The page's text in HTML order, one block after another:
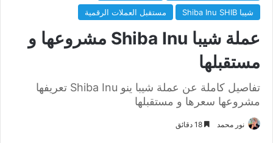
شيبا Shiba Inu SHIB
مستقبل العملات الرقمية
عملة شيبا Shiba Inu مشروعها و
مستقبلها
تفاصيل كاملة عن عملة شيبا ينو Shiba Inu تعريفها
مشروعها سعرها و مستقبلها
نور محمد